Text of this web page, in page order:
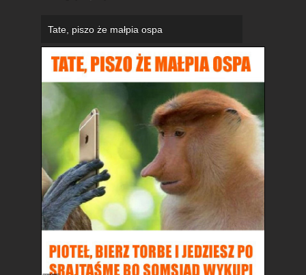
Tate, piszo że małpia ospa